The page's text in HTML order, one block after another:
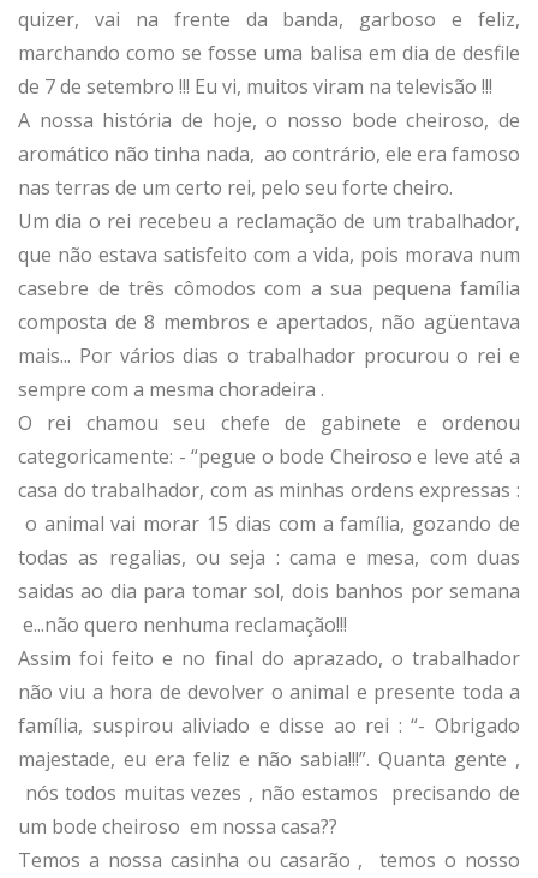
quizer, vai na frente da banda, garboso e feliz,
marchando como se fosse uma balisa em dia de desfile
de 7 de setembro !!! Eu vi, muitos viram na televisão !!!
A nossa história de hoje, o nosso bode cheiroso, de
aromático não tinha nada, ao contrário, ele era famoso
nas terras de um certo rei, pelo seu forte cheiro.
Um dia o rei recebeu a reclamação de um trabalhador,
que não estava satisfeito com a vida, pois morava num
casebre de três cômodos com a sua pequena família
composta de 8 membros e apertados, não agüentava
mais... Por vários dias o trabalhador procurou o rei e
sempre com a mesma choradeira .
O rei chamou seu chefe de gabinete e ordenou
categoricamente: - “pegue o bode Cheiroso e leve até a
casa do trabalhador, com as minhas ordens expressas :
o animal vai morar 15 dias com a família, gozando de
todas as regalias, ou seja : cama e mesa, com duas
saidas ao dia para tomar sol, dois banhos por semana
e...não quero nenhuma reclamação!!!
Assim foi feito e no final do aprazado, o trabalhador
não viu a hora de devolver o animal e presente toda a
família, suspirou aliviado e disse ao rei : “- Obrigado
majestade, eu era feliz e não sabia!!!”. Quanta gente ,
nós todos muitas vezes , não estamos precisando de
um bode cheiroso em nossa casa??
Temos a nossa casinha ou casarão , temos o nosso